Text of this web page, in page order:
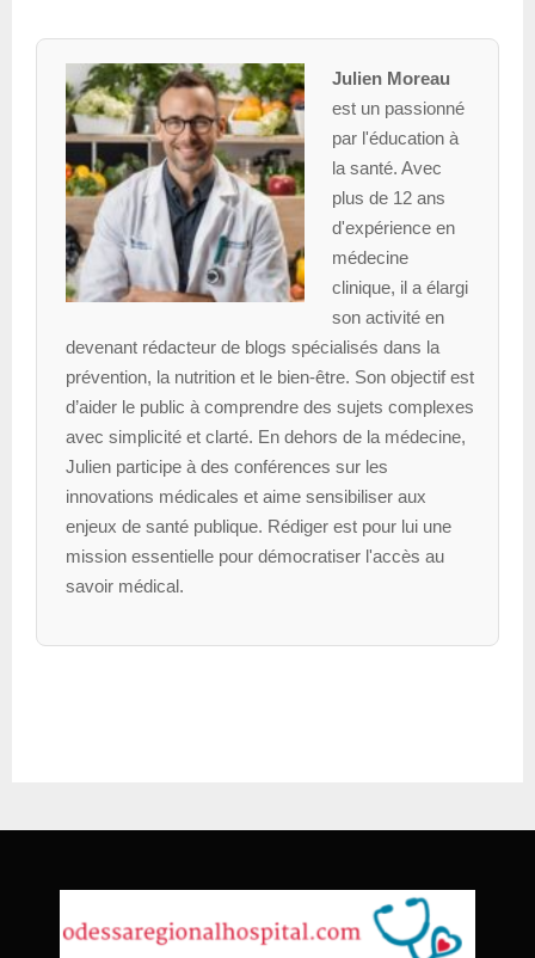
Julien Moreau
est un passionné
par l'éducation à
la santé. Avec
plus de 12 ans
d'expérience en
médecine
clinique, il a élargi
son activité en
devenant rédacteur de blogs spécialisés dans la
prévention, la nutrition et le bien-être. Son objectif est
d’aider le public à comprendre des sujets complexes
avec simplicité et clarté. En dehors de la médecine,
Julien participe à des conférences sur les
innovations médicales et aime sensibiliser aux
enjeux de santé publique. Rédiger est pour lui une
mission essentielle pour démocratiser l'accès au
savoir médical.